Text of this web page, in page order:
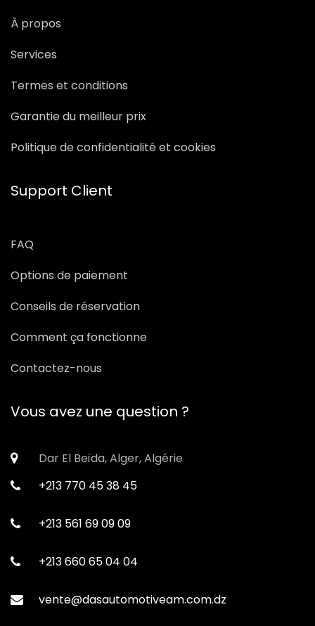
À propos
Services
Termes et conditions
Garantie du meilleur prix
Politique de confidentialité et cookies
Support Client
FAQ
Options de paiement
Conseils de réservation
Comment ça fonctionne
Contactez-nous
Vous avez une question ?
Dar El Beïda, Alger, Algérie
+213 770 45 38 45
+213 561 69 09 09
+213 660 65 04 04
vente@dasautomotiveam.com.dz